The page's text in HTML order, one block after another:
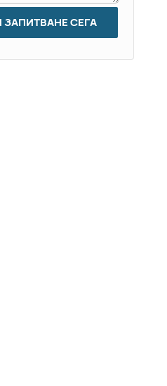
ЗАПИТВАНЕ СЕГА